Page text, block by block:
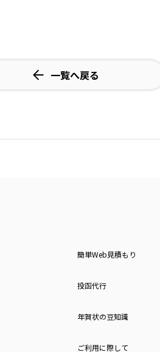
一覧へ戻る
簡単Web見積もり
投函代行
年賀状の豆知識
ご利用に際して